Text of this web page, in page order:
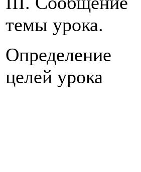
темы урока.
Определение
целей урока